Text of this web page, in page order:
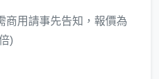
商用請事先告知，報價為
)